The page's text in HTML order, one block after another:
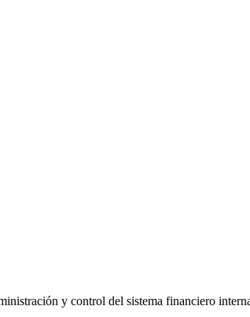
y control del sistema financiero